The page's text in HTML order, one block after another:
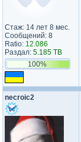
Стаж: 14 лет 8 мес.
Сообщений: 8
Ratio: 12.086
Раздал: 5.185 TB
100%
necroic2